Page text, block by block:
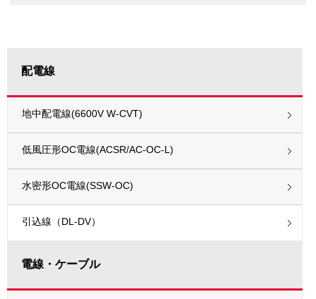
配電線
地中配電線(6600V W-CVT)
低風圧形OC電線(ACSR/AC-OC-L)
水密形OC電線(SSW-OC)
引込線（DL-DV）
電線・ケーブル